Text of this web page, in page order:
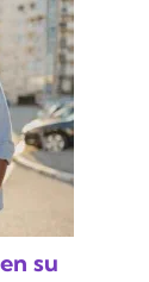
su